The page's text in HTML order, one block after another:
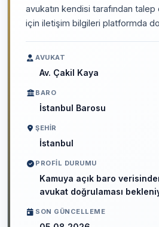
avukatın kendisi tarafından talep
için iletişim bilgileri platformda
AVUKAT
Av. Çakil Kaya
BARO
İstanbul Barosu
ŞEHIR
İstanbul
PROFIL DURUMU
Kamuya açık baro
avukat doğrulaması
SON GÜNCELLEME